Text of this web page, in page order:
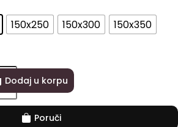
150x250 150x300 150x350
Dodaj u korpu
Poruči